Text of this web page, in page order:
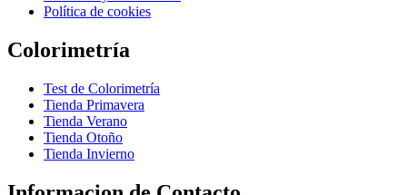
Política de cookies
Colorimetría
Test de Colorimetría
Tienda Primavera
Tienda Verano
Tienda Otoño
Tienda Invierno